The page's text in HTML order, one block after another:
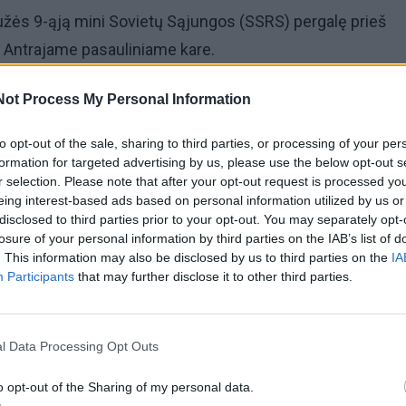
Process My Personal Information
opt-out of the sale, sharing to third parties, or processing of your
for targeted advertising by us, please use the below opt-out
selection. Please note that after your opt-out request is processed
interest-based ads based on personal information utilized by us
to third parties prior to your opt-out. You may separately
of your personal information by third parties on the IAB’s list of
This information may also be disclosed by us to third parties on the
Participants that may further disclose it to other third parties.
Data Processing Opt Outs
opt-out of the Sharing of my personal data.
9-ąją mini Sovietų Sąjungos (SSRS) pergalę prieš
pasauliniame kare.
Antrojo pasaulinio karo pabaiga minima gegužės 8
Vokietijos pasirašytą besąlyginį kapituliacijos aktą.
didesni minėjimai daug metų vyksta Vilniuje ir
gausesnės rusakalbių bendruomenės.